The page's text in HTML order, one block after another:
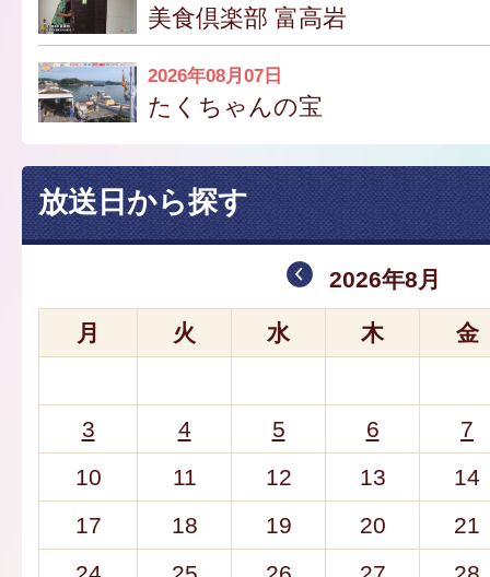
美食倶楽部 富高岩
2026年08月07日
たくちゃんの宝
放送日から探す
2026年8月
月 火 水 木 金
3 4 5 6
7
10
11 12 13
14
17
18 19 20
21